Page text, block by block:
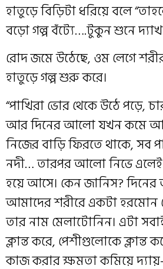
হাতুড়ে বিড়িটা ধরিয়ে বলে
বড়ো গল্প বঁট‍্যে….টুকুন শুনে
রোদ জমে উঠেছে, ওম লেগে
হাতুড়ে গল্প শুরু করে।
“পাখিরা ভোর থেকে উঠে পড়ে,
আর দিনের আলো যখন কমে
নিজের বাড়ি ফিরতে থাকে, সব
নদী… তারপর আলো নিভে এলেই
হয়ে আসে। কেন জানিস?
আমাদের শরীরে একটা
তার নাম মেলাটোনিন। এটা
ক্লান্ত করে, পেশীগুলোকে ক্লান্ত
কাজ করার ক্ষমতা কমিয়ে